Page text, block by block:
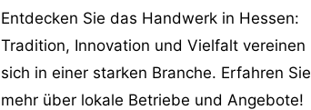
Entdecken Sie das Handwerk in Hessen:
Tradition, Innovation und Vielfalt vereinen
sich in einer starken Branche. Erfahren Sie
mehr über lokale Betriebe und Angebote!